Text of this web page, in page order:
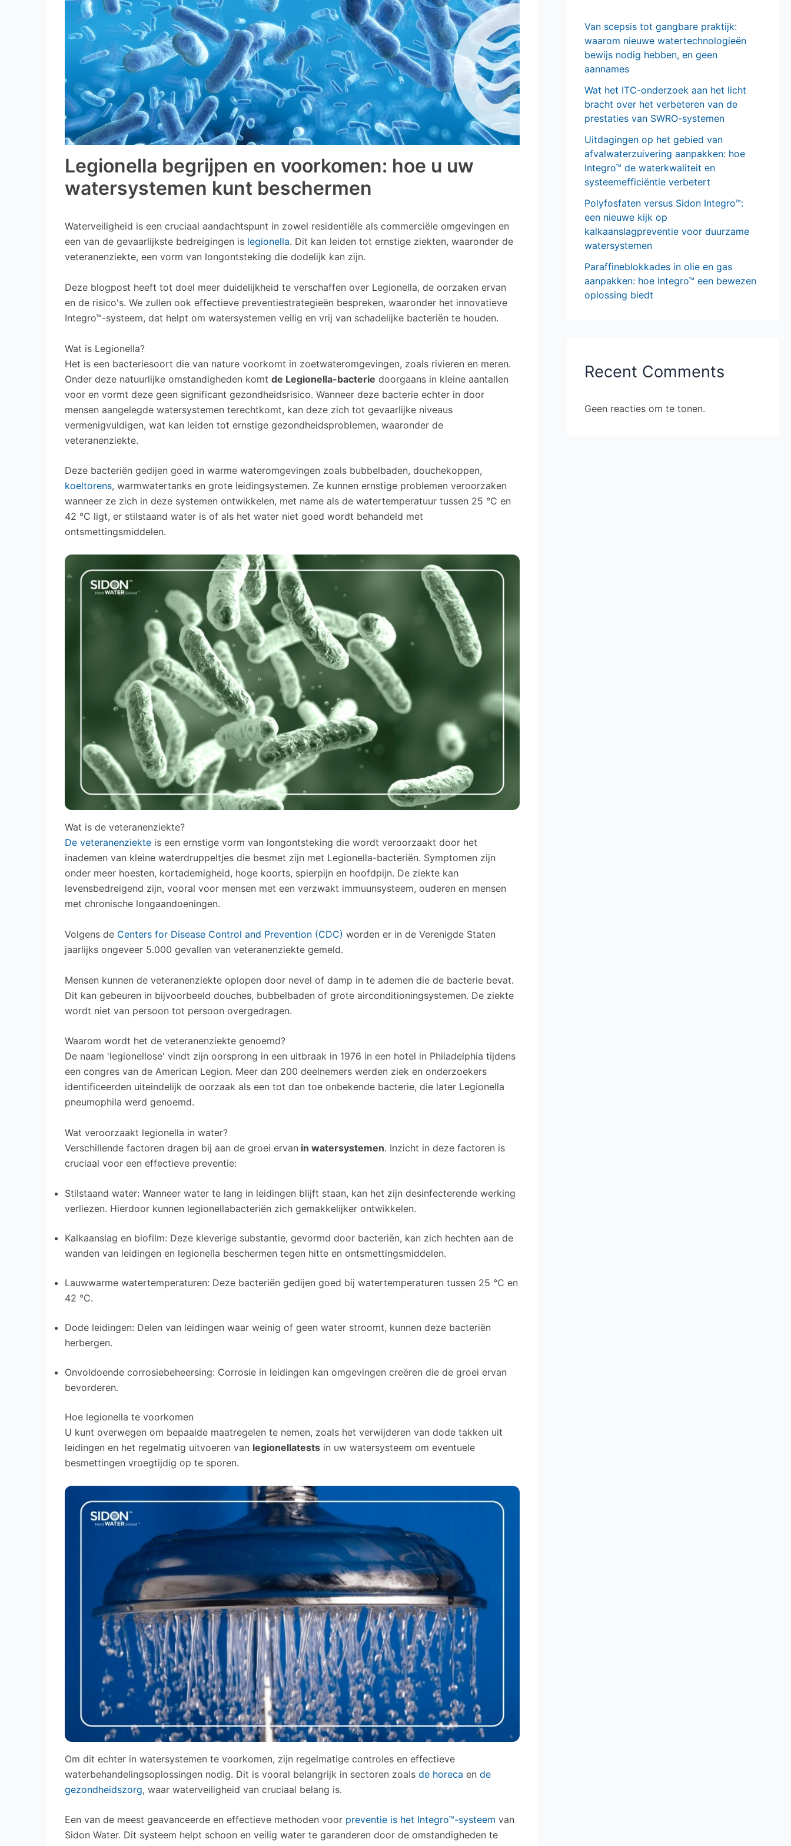
Legionella begrijpen en voorkomen: hoe u uw
watersystemen kunt beschermen
Waterveiligheid is een cruciaal aandachtspunt in zowel residentiële als commerciële omgevingen en
een van de gevaarlijkste bedreigingen is legionella. Dit kan leiden tot ernstige ziekten, waaronder de
veteranenziekte, een vorm van longontsteking die dodelijk kan zijn.
Deze blogpost heeft tot doel meer duidelijkheid te verschaffen over Legionella, de oorzaken ervan
en de risico's. We zullen ook effectieve preventiestrategieën bespreken, waaronder het innovatieve
Integro™-systeem, dat helpt om watersystemen veilig en vrij van schadelijke bacteriën te houden.
Wat is Legionella?
Het is een bacteriesoort die van nature voorkomt in zoetwateromgevingen, zoals rivieren en meren.
Onder deze natuurlijke omstandigheden komt de Legionella-bacterie doorgaans in kleine aantallen
voor en vormt deze geen significant gezondheidsrisico. Wanneer deze bacterie echter in door
mensen aangelegde watersystemen terechtkomt, kan deze zich tot gevaarlijke niveaus
vermenigvuldigen, wat kan leiden tot ernstige gezondheidsproblemen, waaronder de
veteranenziekte.
Deze bacteriën gedijen goed in warme wateromgevingen zoals bubbelbaden, douchekoppen,
koeltorens, warmwatertanks en grote leidingsystemen. Ze kunnen ernstige problemen veroorzaken
wanneer ze zich in deze systemen ontwikkelen, met name als de watertemperatuur tussen 25 °C en
42 °C ligt, er stilstaand water is of als het water niet goed wordt behandeld met
ontsmettingsmiddelen.
Wat is de veteranenziekte?
De veteranenziekte is een ernstige vorm van longontsteking die wordt veroorzaakt door het
inademen van kleine waterdruppeltjes die besmet zijn met Legionella-bacteriën. Symptomen zijn
onder meer hoesten, kortademigheid, hoge koorts, spierpijn en hoofdpijn. De ziekte kan
levensbedreigend zijn, vooral voor mensen met een verzwakt immuunsysteem, ouderen en mensen
met chronische longaandoeningen.
Volgens de Centers for Disease Control and Prevention (CDC) worden er in de Verenigde Staten
jaarlijks ongeveer 5.000 gevallen van veteranenziekte gemeld.
Mensen kunnen de veteranenziekte oplopen door nevel of damp in te ademen die de bacterie bevat.
Dit kan gebeuren in bijvoorbeeld douches, bubbelbaden of grote airconditioningsystemen. De ziekte
wordt niet van persoon tot persoon overgedragen.
Waarom wordt het de veteranenziekte genoemd?
De naam 'legionellose' vindt zijn oorsprong in een uitbraak in 1976 in een hotel in Philadelphia tijdens
een congres van de American Legion. Meer dan 200 deelnemers werden ziek en onderzoekers
identificeerden uiteindelijk de oorzaak als een tot dan toe onbekende bacterie, die later Legionella
pneumophila werd genoemd.
Wat veroorzaakt legionella in water?
Verschillende factoren dragen bij aan de groei ervan in watersystemen. Inzicht in deze factoren is
cruciaal voor een effectieve preventie:
Stilstaand water: Wanneer water te lang in leidingen blijft staan, kan het zijn desinfecterende werking
verliezen. Hierdoor kunnen legionellabacteriën zich gemakkelijker ontwikkelen.
Kalkaanslag en biofilm: Deze kleverige substantie, gevormd door bacteriën, kan zich hechten aan de
wanden van leidingen en legionella beschermen tegen hitte en ontsmettingsmiddelen.
Lauwwarme watertemperaturen: Deze bacteriën gedijen goed bij watertemperaturen tussen 25 °C en
42 °C.
Dode leidingen: Delen van leidingen waar weinig of geen water stroomt, kunnen deze bacteriën
herbergen.
Onvoldoende corrosiebeheersing: Corrosie in leidingen kan omgevingen creëren die de groei ervan
bevorderen.
Hoe legionella te voorkomen
U kunt overwegen om bepaalde maatregelen te nemen, zoals het verwijderen van dode takken uit
leidingen en het regelmatig uitvoeren van legionellatests in uw watersysteem om eventuele
besmettingen vroegtijdig op te sporen.
Om dit echter in watersystemen te voorkomen, zijn regelmatige controles en effectieve
waterbehandelingsoplossingen nodig. Dit is vooral belangrijk in sectoren zoals de horeca en de
gezondheidszorg, waar waterveiligheid van cruciaal belang is.
Een van de meest geavanceerde en effectieve methoden voor preventie is het Integro™-systeem van
Sidon Water. Dit systeem helpt schoon en veilig water te garanderen door de omstandigheden te
Van scepsis tot gangbare praktijk:
waarom nieuwe watertechnologieën
bewijs nodig hebben, en geen
aannames
Wat het ITC-onderzoek aan het licht
bracht over het verbeteren van de
prestaties van SWRO-systemen
Uitdagingen op het gebied van
afvalwaterzuivering aanpakken: hoe
Integro™ de waterkwaliteit en
systeemefficiëntie verbetert
Polyfosfaten versus Sidon Integro™:
een nieuwe kijk op
kalkaanslagpreventie voor duurzame
watersystemen
Paraffineblokkades in olie en gas
aanpakken: hoe Integro™ een bewezen
oplossing biedt
Recent Comments
Geen reacties om te tonen.